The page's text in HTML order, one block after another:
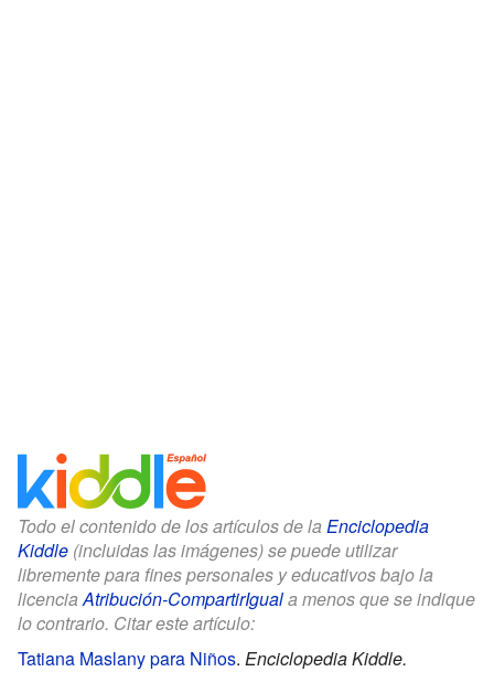
Todo el contenido de los artículos de la Enciclopedia
Kiddle (incluidas las imágenes) se puede utilizar
libremente para fines personales y educativos bajo la
licenciaAtribución-CompartirIguala menos que se indique
lo contrario. Citar este artículo:
Tatiana Maslany para Niños. Enciclopedia Kiddle.